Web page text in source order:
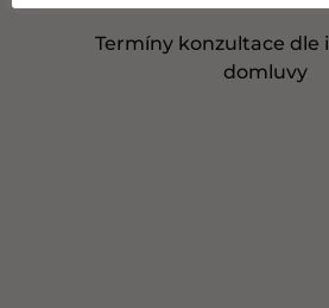
Termíny konzultace dle
domluvy